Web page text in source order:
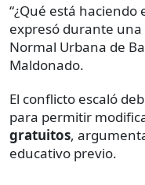
“¿Qué está haciendo
expresó durante una
Normal Urbana de
Maldonado.
El conflicto escaló
para permitir
gratuitos,
educativo previo.